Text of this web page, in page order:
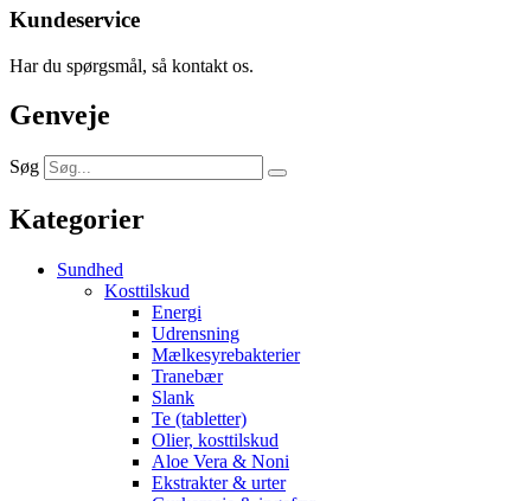
Kundeservice
Har du spørgsmål, så kontakt os.
Genveje
Søg
Kategorier
Sundhed
Kosttilskud
Energi
Udrensning
Mælkesyrebakterier
Tranebær
Slank
Te (tabletter)
Olier, kosttilskud
Aloe Vera & Noni
Ekstrakter & urter